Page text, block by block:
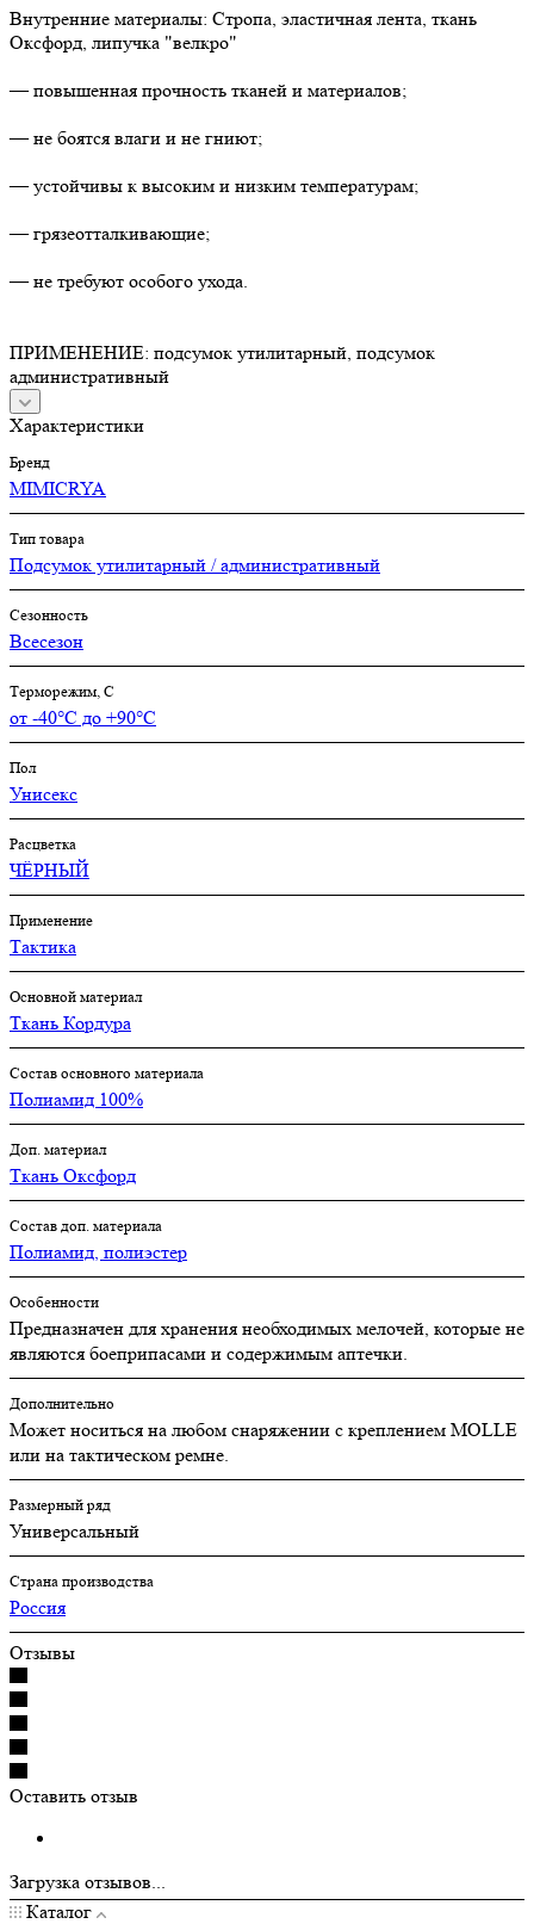
Внутренние материалы: Стропа, эластичная лента, ткань
Оксфорд, липучка "велкро"
— повышенная прочность тканей и материалов;
— не боятся влаги и не гниют;
— устойчивы к высоким и низким температурам;
— грязеотталкивающие;
— не требуют особого ухода.
ПРИМЕНЕНИЕ: подсумок утилитарный, подсумок
административный
Характеристики
Бренд
MIMICRYA
Тип товара
Подсумок утилитарный / административный
Сезонность
Всесезон
Терморежим, C
от -40°С до +90°С
Пол
Унисекс
Расцветка
ЧЁРНЫЙ
Применение
Тактика
Основной материал
Ткань Кордура
Состав основного материала
Полиамид 100%
Доп. материал
Ткань Оксфорд
Состав доп. материала
Полиамид, полиэстер
Особенности
Предназначен для хранения необходимых мелочей, которые не
являются боеприпасами и содержимым аптечки.
Дополнительно
Может носиться на любом снаряжении с креплением MOLLE
или на тактическом ремне.
Размерный ряд
Универсальный
Страна производства
Россия
Отзывы
Оставить отзыв
Загрузка отзывов...
Каталог